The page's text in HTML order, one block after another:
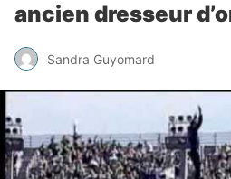
ancien dresseur
Sandra Guyomard